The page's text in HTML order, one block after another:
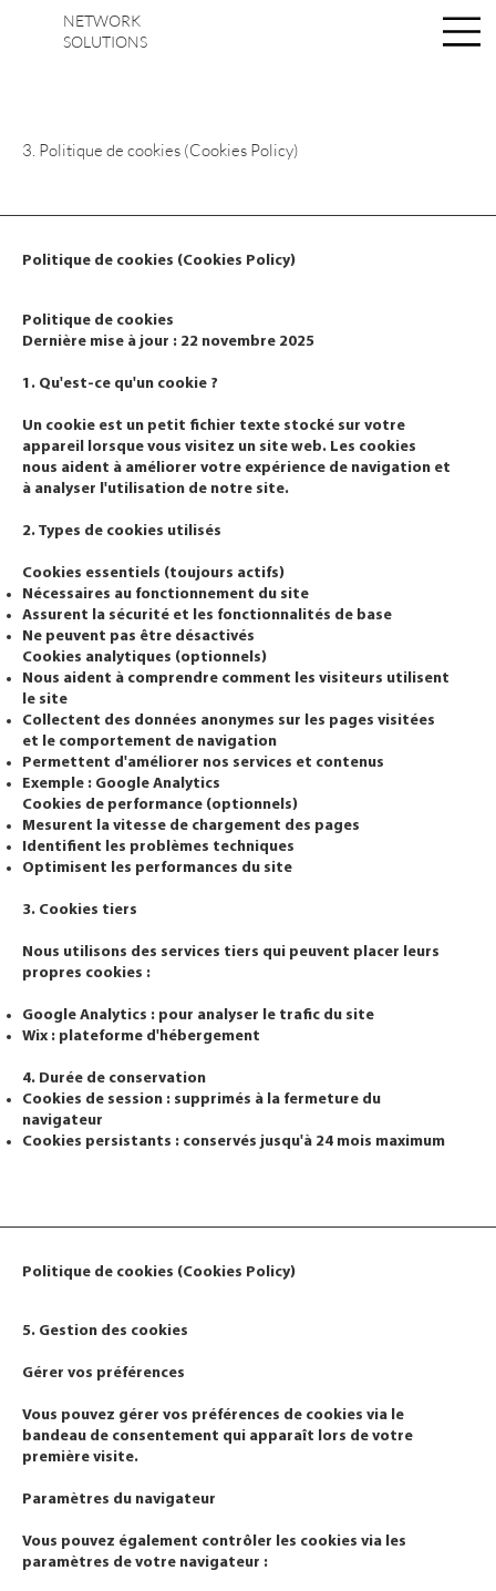
NETWORK
SOLUTIONS
3. Politique de cookies (Cookies Policy)
Politique de cookies (Cookies Policy)
Politique de cookies
Dernière mise à jour : 22 novembre 2025
1. Qu'est-ce qu'un cookie ?
Un cookie est un petit fichier texte stocké sur votre
appareil lorsque vous visitez un site web. Les cookies
nous aident à améliorer votre expérience de navigation et
à analyser l'utilisation de notre site.
2. Types de cookies utilisés
Cookies essentiels (toujours actifs)
Nécessaires au fonctionnement du site
Assurent la sécurité et les fonctionnalités de base
Ne peuvent pas être désactivés
Cookies analytiques (optionnels)
Nous aident à comprendre comment les visiteurs utilisent
le site
Collectent des données anonymes sur les pages visitées
et le comportement de navigation
Permettent d'améliorer nos services et contenus
Exemple : Google Analytics
Cookies de performance (optionnels)
Mesurent la vitesse de chargement des pages
Identifient les problèmes techniques
Optimisent les performances du site
3. Cookies tiers
Nous utilisons des services tiers qui peuvent placer leurs
propres cookies :
Google Analytics : pour analyser le trafic du site
Wix : plateforme d'hébergement
4. Durée de conservation
Cookies de session : supprimés à la fermeture du
navigateur
Cookies persistants : conservés jusqu'à 24 mois maximum
Politique de cookies (Cookies Policy)
5. Gestion des cookies
Gérer vos préférences
Vous pouvez gérer vos préférences de cookies via le
bandeau de consentement qui apparaît lors de votre
première visite.
Paramètres du navigateur
Vous pouvez également contrôler les cookies via les
paramètres de votre navigateur :